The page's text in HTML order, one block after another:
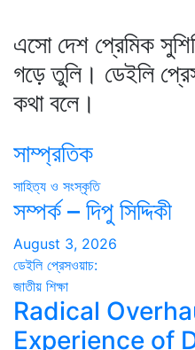
এসো দেশ প্রেমিক
গড়ে তুলি। ডেইলি
কথা বলে।
সাম্প্রতিক
সাহিত্য ও সংস্কৃতি
সম্পর্ক – দিপু সিদ্দিকী
August 3, 2026
ডেইলি প্রেসওয়াচ:
জাতীয় শিক্ষা
Radical
Experience of